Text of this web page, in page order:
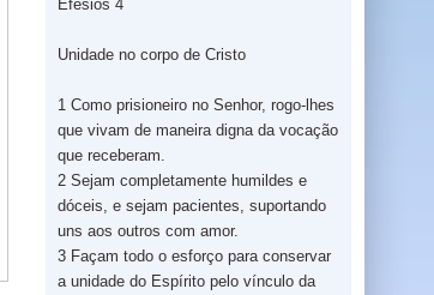
Efésios 4
Unidade no corpo de Cristo
1 Como prisioneiro no Senhor, rogo-lhes
que vivam de maneira digna da vocação
que receberam.
2 Sejam completamente humildes e
dóceis, e sejam pacientes, suportando
uns aos outros com amor.
3 Façam todo o esforço para conservar
a unidade do Espírito pelo vínculo da